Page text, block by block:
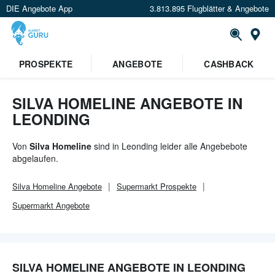
DIE Angebote App 3.813.895 Flugblätter & Angebote
PROSPEKTE
ANGEBOTE CASHBACK
SILVA HOMELINE ANGEBOTE IN
LEONDING
Von Silva Homeline sind in Leonding leider alle Angebebote
abgelaufen.
Silva Homeline Angebote Supermarkt Prospekte
Supermarkt Angebote
SILVA HOMELINE ANGEBOTE IN LEONDING